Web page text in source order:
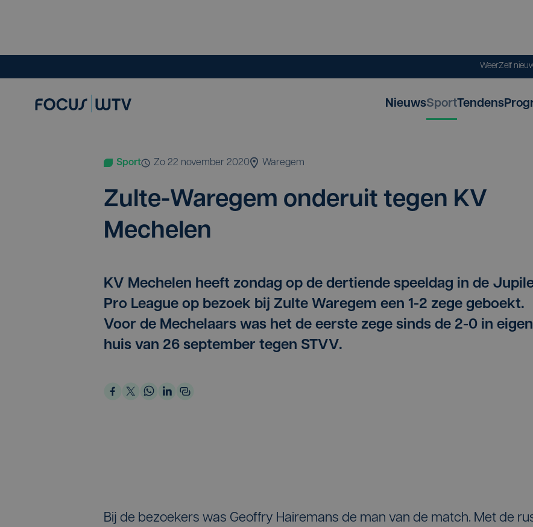
WeerZelf
NieuwsSportTendens
Sport zo 22 november 2020 Waregem
Zul­te-Ware­gem onder­uit tegen KV
Mechelen
KV Mechelen heeft zondag op de dertiende speeldag in de
Pro League op bezoek bij Zulte Waregem een 1-2 zege geboekt.
Voor de Mechelaars was het de eerste zege sinds de 2-0 in eigen
huis van 26 september tegen STVV.
Bij de bezoekers was Geoffry Hairemans de man van de match. Met de